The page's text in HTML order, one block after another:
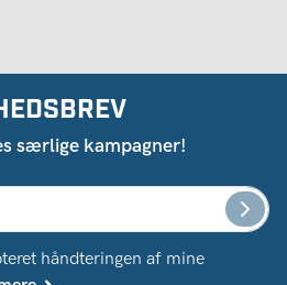
særlige kampagner!
håndteringen af ​​mine